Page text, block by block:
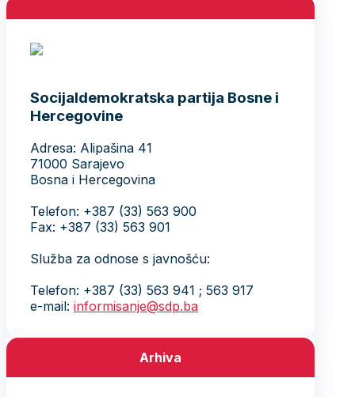
Socijaldemokratska partija Bosne i
Hercegovine
Adresa: Alipašina 41
71000 Sarajevo
Bosna i Hercegovina
Telefon: +387 (33) 563 900
Fax: +387 (33) 563 901
Služba za odnose s javnošću:
Telefon: +387 (33) 563 941 ; 563 917
e-mail: informisanje@sdp.ba
Arhiva